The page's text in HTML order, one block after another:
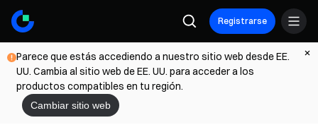
Registrarse
Parece que estás accediendo a nuestro sitio web desde EE.
UU. Cambia al sitio web de EE. UU. para acceder a los
productos compatibles en tu región.
Cambiar sitio web